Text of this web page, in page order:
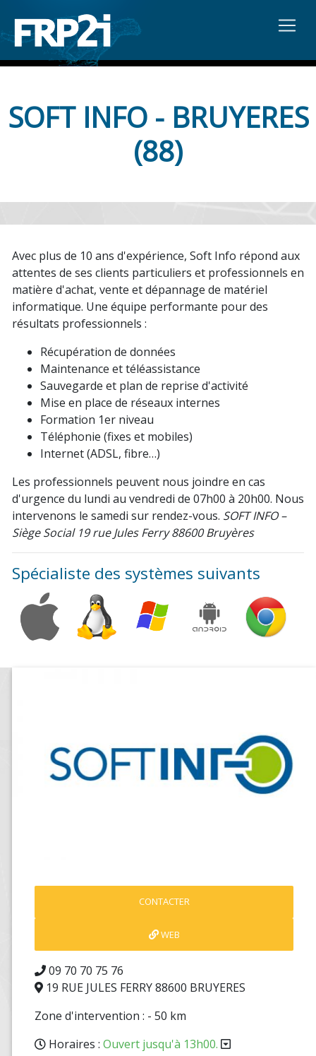
SOFT INFO - BRUYERES
(88)
Avec plus de 10 ans d'expérience, Soft Info répond aux
attentes de ses clients particuliers et professionnels en
matière d'achat, vente et dépannage de matériel
informatique. Une équipe performante pour des
résultats professionnels :
Récupération de données
Maintenance et téléassistance
Sauvegarde et plan de reprise d'activité
Mise en place de réseaux internes
Formation 1er niveau
Téléphonie (fixes et mobiles)
Internet (ADSL, fibre…)
Les professionnels peuvent nous joindre en cas
d'urgence du lundi au vendredi de 07h00 à 20h00. Nous
intervenons le samedi sur rendez-vous. SOFT INFO –
Siège Social 19 rue Jules Ferry 88600 Bruyères
Spécialiste des systèmes suivants
CONTACTER
WEB
09 70 70 75 76
19 RUE JULES FERRY 88600 BRUYERES
Zone d'intervention : - 50 km
Horaires : Ouvert jusqu'à 13h00.